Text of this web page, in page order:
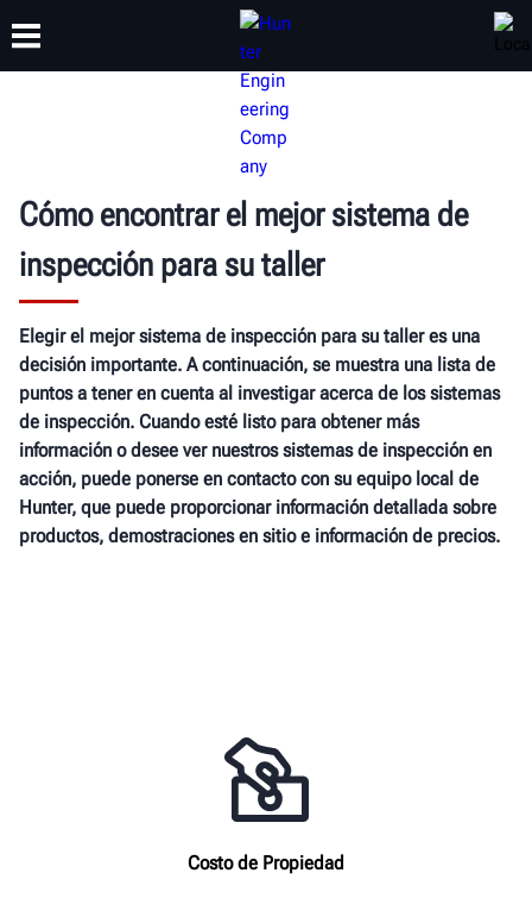
CAPACITACIÓN
Cómo encontrar el mejor sistema de
inspección para su taller
Elegir el mejor sistema de inspección para su taller es una
decisión importante. A continuación, se muestra una lista de
puntos a tener en cuenta al investigar acerca de los sistemas
de inspección. Cuando esté listo para obtener más
información o desee ver nuestros sistemas de inspección en
acción, puede ponerse en contacto con su equipo local de
Hunter, que puede proporcionar información detallada sobre
productos, demostraciones en sitio e información de precios.
Costo de Propiedad